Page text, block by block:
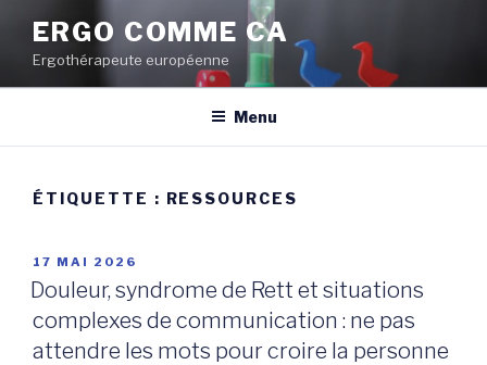
contenu
principal
ERGO COMME CA
Ergothérapeute européenne
Menu
ÉTIQUETTE : RESSOURCES
PUBLIÉ
LE
17 MAI 2026
Douleur, syndrome de Rett et situations
complexes de communication : ne pas
attendre les mots pour croire la personne